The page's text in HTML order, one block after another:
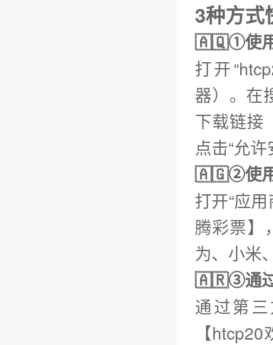
3种方式
🇦🇶①使用
打开
器）。在
下载链接
点击“允许
🇦🇬②使用
打开“应
腾彩票】
为、小米
🇦🇷③通过
通过第
【